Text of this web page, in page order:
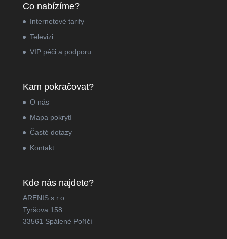
Co nabízíme?
Internetové tarify
Televizi
VIP péči a podporu
Kam pokračovat?
O nás
Mapa pokrytí
Časté dotazy
Kontakt
Kde nás najdete?
ARENIS s.r.o.
Tyršova 158
33561 Spálené Poříčí